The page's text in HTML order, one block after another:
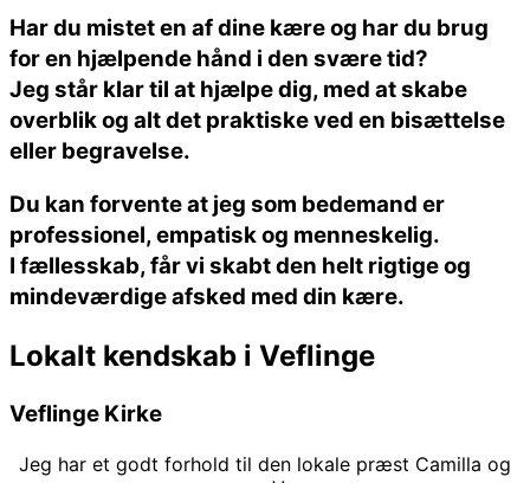
Har du mistet en af dine kære og har du brug
for en hjælpende hånd i den svære tid?
Jeg står klar til at hjælpe dig, med at skabe
overblik og alt det praktiske ved en bisættelse
eller begravelse.
Du kan forvente at jeg som bedemand er
professionel,empatiskog menneskelig.
I fællesskab, får vi skabt den helt rigtige og
mindeværdige afsked med din kære.
Lokalt kendskab i Veflinge
Veflinge Kirke
Jeg har et godt forhold til den lokale præst Camilla og